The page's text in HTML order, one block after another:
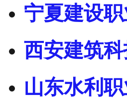
宁夏建设
西安建筑
山东水利